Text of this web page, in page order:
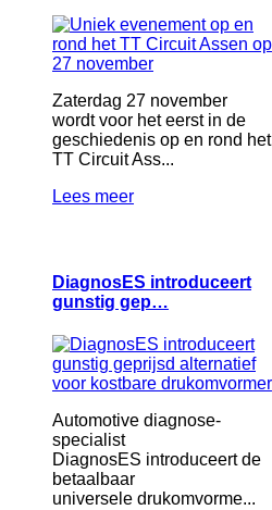
Zaterdag 27 november
wordt voor het eerst in de
geschiedenis op en rond het
TT Circuit Ass...
Lees meer
DiagnosES introduceert
gunstig gep…
Automotive diagnose-
specialist
DiagnosES introduceert de
betaalbaar
universele drukomvorme...